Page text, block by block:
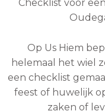
Checklist voor
Op Us Hiem
helemaal het wiel
een checklist
feest of huwelijk
zaken of